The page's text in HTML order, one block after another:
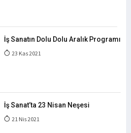
İş Sanatın Dolu Dolu Aralık Programı
23 Kas 2021
İş Sanat’ta 23 Nisan Neşesi
21 Nis 2021